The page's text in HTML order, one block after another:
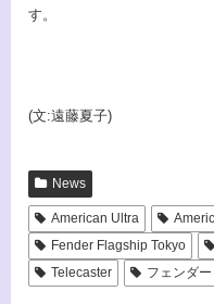
す。
(文:遠藤夏子)
News
American Ultra
Fender Flagship Tokyo
Telecaster
フェンダー